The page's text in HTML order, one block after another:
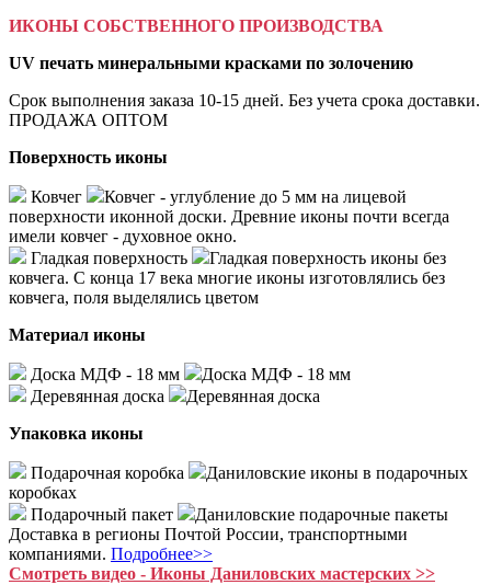
ИКОНЫ СОБСТВЕННОГО ПРОИЗВОДСТВА
UV печать минеральными красками по золочению
Срок выполнения заказа 10-15 дней. Без учета срока доставки.
ПРОДАЖА ОПТОМ
Поверхность иконы
Ковчег
Ковчег - углубление до 5 мм на лицевой
поверхности иконной доски. Древние иконы почти всегда
имели ковчег - духовное окно.
Гладкая поверхность
Гладкая поверхность иконы без
ковчега. С конца 17 века многие иконы изготовлялись без
ковчега, поля выделялись цветом
Материал иконы
Доска МДФ - 18 мм
Доска МДФ - 18 мм
Деревянная доска
Деревянная доска
Упаковка иконы
Подарочная коробка
Даниловские иконы в подарочных
коробках
Подарочный пакет
Даниловские подарочные пакеты
Доставка в регионы Почтой России, транспортными
компаниями. Подробнее>>
Смотреть видео - Иконы Даниловских мастерских >>